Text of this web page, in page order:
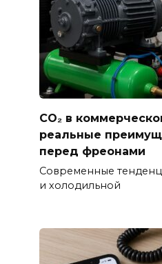
CO₂ в
реальные
перед фреонами
Современные
и холодильной